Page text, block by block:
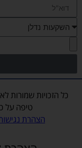
כל הזכויות שמורות
טיפה על
הצהרת